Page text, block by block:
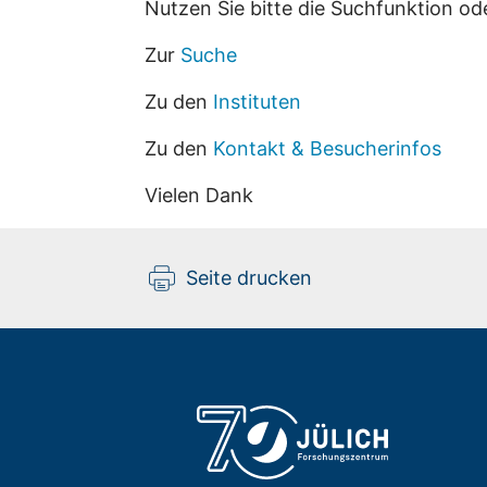
Nutzen Sie bitte die Suchfunktion
Zur Suche
Zu den Instituten
Zu den Kontakt & Besucherinfos
Vielen Dank
Seite drucken